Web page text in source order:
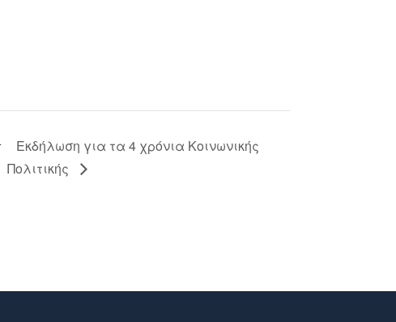
Εκδήλωση για τα 4 χρόνια Κοινωνικής
Πολιτικής